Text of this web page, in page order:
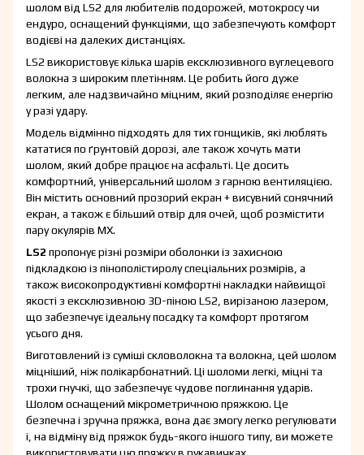
шолом від LS2 для любителів подорожей, мотокросу чи
ендуро, оснащений функціями, що забезпечують комфорт
водієві на далеких дистанціях.
LS2 використовує кілька шарів ексклюзивного вуглецевого
волокна з широким плетінням. Це робить його дуже
легким, але надзвичайно міцним, який розподіляє енергію
у разі удару.
Модель відмінно підходять для тих гонщиків, які люблять
кататися по ґрунтовій дорозі, але також хочуть мати
шолом, який добре працює на асфальті. Це досить
комфортний, універсальний шолом з гарною вентиляцією.
Він містить основний прозорий екран + висувний сонячний
екран, а також є більший отвір для очей, щоб розмістити
пару окулярів MX.
LS2 пропонує різні розміри оболонки із захисною
підкладкою із пінополістиролу спеціальних розмірів, а
також високопродуктивні комфортні накладки найвищої
якості з ексклюзивною 3D-піною LS2, вирізаною лазером,
що забезпечує ідеальну посадку та комфорт протягом
усього дня.
Виготовлений із суміші скловолокна та волокна, цей шолом
міцніший, ніж полікарбонатний. Ці шоломи легкі, міцні та
трохи гнучкі, що забезпечує чудове поглинання ударів.
Шолом оснащений мікрометричною пряжкою. Це
безпечна і зручна пряжка, вона дає змогу легко регулювати
і, на відміну від пряжок будь-якого іншого типу, ви можете